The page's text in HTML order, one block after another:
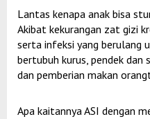
Lantas kenapa anak bisa
Akibat kekurangan zat gizi
serta infeksi yang berulang
bertubuh kurus, pendek dan
dan pemberian makan
Apa kaitannya ASI dengan